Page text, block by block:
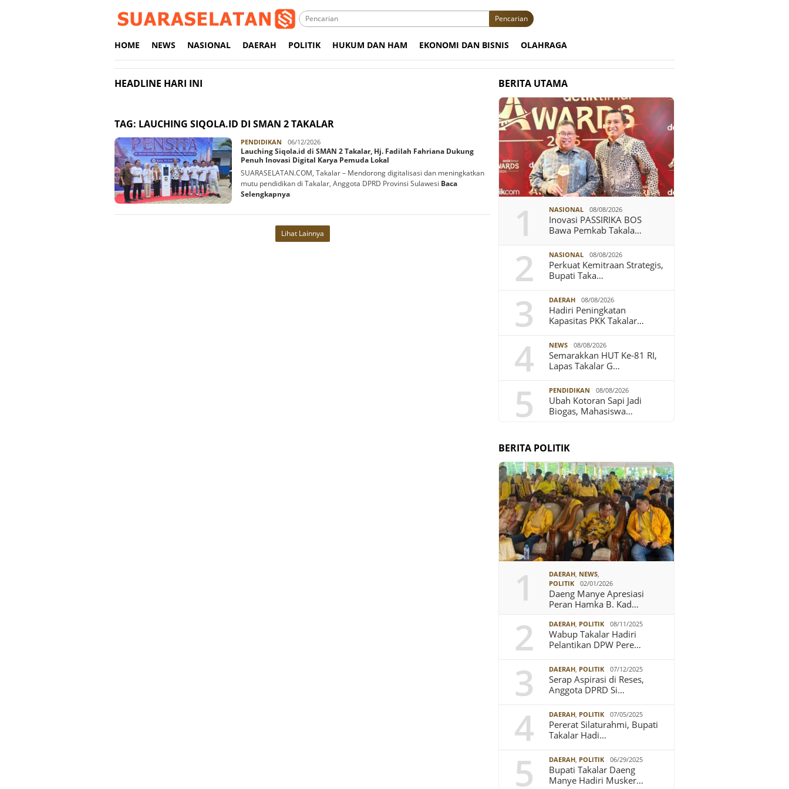
Pencarian
HOME NEWS NASIONAL DAERAH POLITIK HUKUM DAN HAM EKONOMI DAN BISNIS OLAHRAGA
HEADLINE HARI INI
TAG: LAUCHING SIQOLA.ID DI SMAN 2 TAKALAR
PENDIDIKAN Rabbani
06/12/2026
Lauching Siqola.id di SMAN 2 Takalar, Hj. Fadilah Fahriana Dukung
Penuh Inovasi Digital Karya Pemuda Lokal
SUARASELATAN.COM, Takalar – Mendorong digitalisasi dan meningkatkan
mutu pendidikan di Takalar, Anggota DPRD Provinsi Sulawesi Baca
Selengkapnya
Lihat Lainnya
BERITA UTAMA
1 NASIONAL 08/08/2026
Inovasi PASSIRIKA BOS
Bawa Pemkab Takala…
2 NASIONAL 08/08/2026
Perkuat Kemitraan Strategis,
Bupati Taka…
3 DAERAH 08/08/2026
Hadiri Peningkatan
Kapasitas PKK Takalar…
4 NEWS 08/08/2026
Semarakkan HUT Ke-81 RI,
Lapas Takalar G…
5 PENDIDIKAN 08/08/2026
Ubah Kotoran Sapi Jadi
Biogas, Mahasiswa…
BERITA POLITIK
1 DAERAH, NEWS,
POLITIK
02/01/2026
Daeng Manye Apresiasi
Peran Hamka B. Kad…
2 DAERAH, POLITIK 08/11/2025
Wabup Takalar Hadiri
Pelantikan DPW Pere…
3 DAERAH, POLITIK 07/12/2025
Serap Aspirasi di Reses,
Anggota DPRD Si…
4 DAERAH, POLITIK 07/05/2025
Pererat Silaturahmi, Bupati
Takalar Hadi…
5 DAERAH, POLITIK 06/29/2025
Bupati Takalar Daeng
Manye Hadiri Musker…